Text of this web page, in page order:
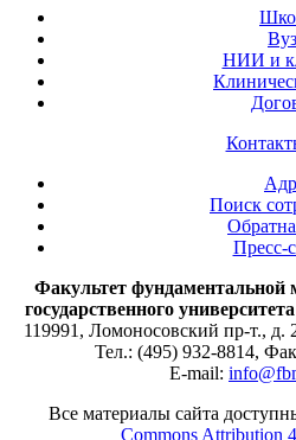
НИИ и
Поиск
Пресс-
Факультет
государственного
119991, Ломоносовский пр-т., д.
Тел.: (495) 932-8814,
E-mail:
Все материалы сайта
Commons Attribution